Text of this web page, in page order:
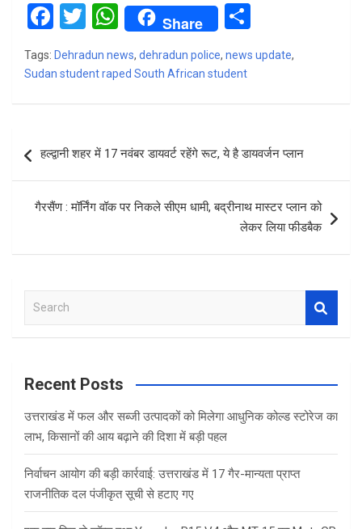
F
a
ce
o
T
wi
tt
W
h
at
p
Share
ar
Tags: Dehradun news, dehradun police, news update,
Sudan student raped South African student
navigation
हल्द्वानी शहर में 17 नवंबर डायवर्ट रहेंगे रूट, ये है डायवर्जन प्लान
गैरसैंण : मॉर्निंग वॉक पर निकले सीएम धामी, बद्रीनाथ मास्टर प्लान को
लेकर लिया फीडबैक
a
c
Recent Posts
उत्तराखंड में फल और सब्जी उत्पादकों को मिलेगा आधुनिक कोल्ड स्टोरेज का
लाभ, किसानों की आय बढ़ाने की दिशा में बड़ी पहल
निर्वाचन आयोग की बड़ी कार्रवाई: उत्तराखंड में 17 गैर-मान्यता प्राप्त
राजनीतिक दल पंजीकृत सूची से हटाए गए